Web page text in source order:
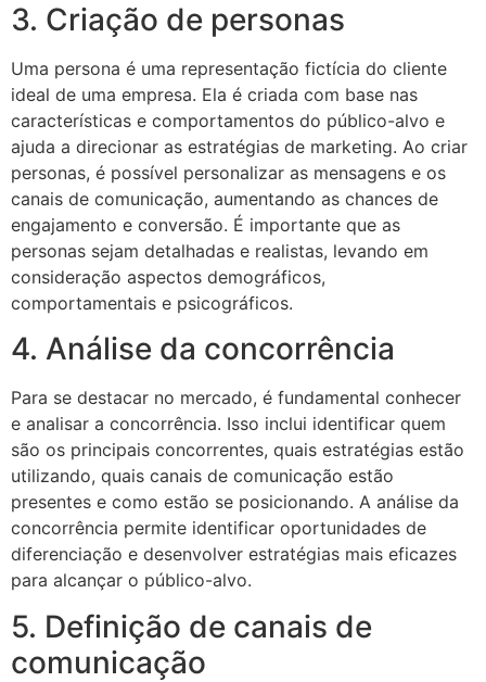
3. Criação de personas
Uma persona é uma representação fictícia do cliente
ideal de uma empresa. Ela é criada com base nas
características e comportamentos do público-alvo e
ajuda a direcionar as estratégias de marketing. Ao criar
personas, é possível personalizar as mensagens e os
canais de comunicação, aumentando as chances de
engajamento e conversão. É importante que as
personas sejam detalhadas e realistas, levando em
consideração aspectos demográficos,
comportamentais e psicográficos.
4. Análise da concorrência
Para se destacar no mercado, é fundamental conhecer
e analisar a concorrência. Isso inclui identificar quem
são os principais concorrentes, quais estratégias estão
utilizando, quais canais de comunicação estão
presentes e como estão se posicionando. A análise da
concorrência permite identificar oportunidades de
diferenciação e desenvolver estratégias mais eficazes
para alcançar o público-alvo.
5. Definição de canais de
comunicação